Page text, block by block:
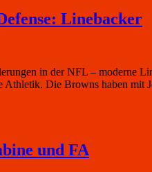
Linebacker
in der NFL – moderne
Die Browns haben
und FA